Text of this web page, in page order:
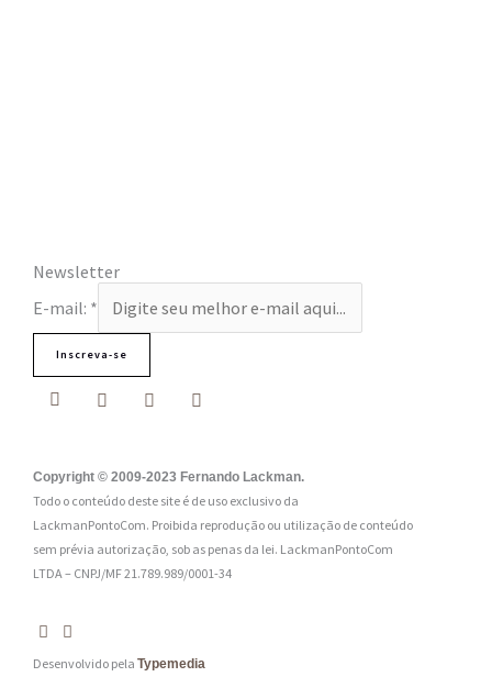
Newsletter
E-mail: *
Inscreva-se
Copyright © 2009-2023 Fernando Lackman.
Todo o conteúdo deste site é de uso exclusivo da
LackmanPontoCom. Proibida reprodução ou utilização de conteúdo
sem prévia autorização, sob as penas da lei. LackmanPontoCom
LTDA – CNPJ/MF 21.789.989/0001-34
Desenvolvido pela Typemedia